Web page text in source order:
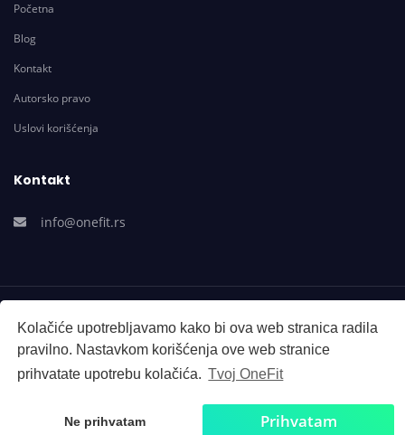
Kolačiće upotrebljavamo kako bi ova web stranica radila
pravilno. Nastavkom korišćenja ove web stranice
prihvatate upotrebu kolačića. Tvoj OneFit
Ne prihvatam Prihvatam
Početna
Blog
Kontakt
Autorsko pravo
Uslovi korišćenja
Kontakt
info@onefit.rs